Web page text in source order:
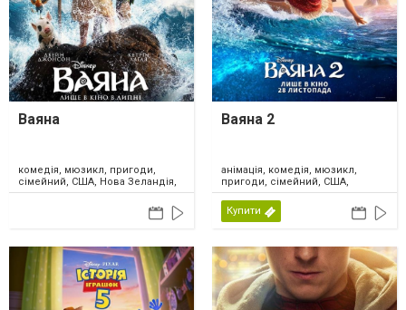
Ваяна
комедія, мюзикл, пригоди,
сімейний, США, Нова Зеландія,
2026
Ваяна 2
анімація, комедія, мюзикл,
пригоди, сімейний, США,
Канада, 2024
Купити